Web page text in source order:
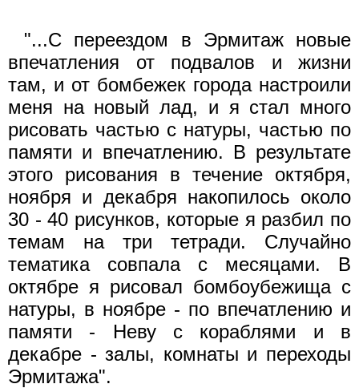
"...С переездом в Эрмитаж новые
впечатления от подвалов и жизни
там, и от бомбежек города настроили
меня на новый лад, и я стал много
рисовать частью с натуры, частью по
памяти и впечатлению. В результате
этого рисования в течение октября,
ноября и декабря накопилось около
30 - 40 рисунков, которые я разбил по
темам на три тетради. Случайно
тематика совпала с месяцами. В
октябре я рисовал бомбоубежища с
натуры, в ноябре - по впечатлению и
памяти - Неву с кораблями и в
декабре - залы, комнаты и переходы
Эрмитажа".